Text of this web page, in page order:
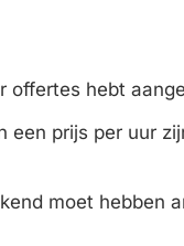
offertes hebt
een prijs per uur
moet hebben